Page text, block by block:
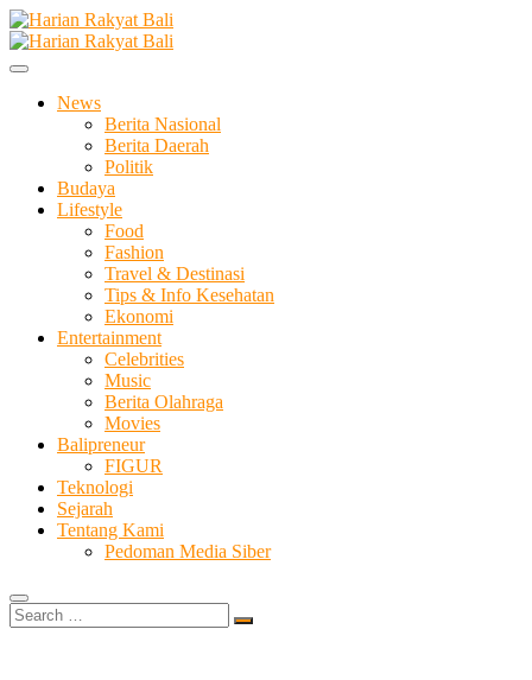
Skip
to
content
Harian Rakyat Bali
Membangun Semangat Kehidupan dan Berbangsa
News
Berita Nasional
Berita Daerah
Politik
Budaya
Lifestyle
Food
Fashion
Travel & Destinasi
Tips & Info Kesehatan
Ekonomi
Entertainment
Celebrities
Music
Berita Olahraga
Movies
Balipreneur
FIGUR
Teknologi
Sejarah
Tentang Kami
Pedoman Media Siber
Search
…